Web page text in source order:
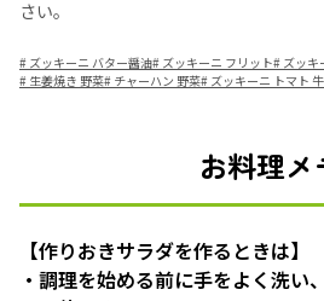
さい。
# ズッキーニ バター醤油# ズッキーニ フリット# ズッキ
# 生姜焼き 野菜# チャーハン 野菜# ズッキーニ トマト
お料理メ
【作りおきサラダを作るときは】
・調理を始める前に手をよく洗い